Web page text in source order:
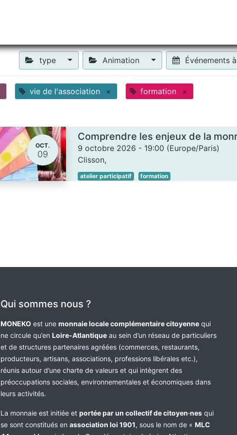
type Animation Événements
vie de l'association × formation ×
OCT.
09
9 octobre 2026 - 19:00 (Europe/Paris)
Clisson,
atelier participatif formation
Qui sommes nous ?
MONEKO est une monnaie locale complémentaire citoyenne qui
ne circule qu’en Loire-Atlantique au sein d’un réseau de particuliers
et de structures partenaires agréées (commerces, restaurants,
producteurs, artisans, associations, professions libérales etc.),
réunis autour d’une charte de valeurs et qui intègrent des
préoccupations sociales, environnementales et économiques dans
leurs activités.
La monnaie est initiée et portée par un collectif de citoyen·nes qui
se sont constitués en association loi 1901, sous le nom de « MLC